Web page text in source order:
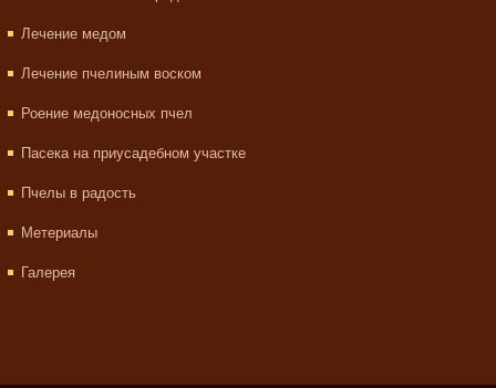
Лечение медом
Лечение пчелиным воском
Роение медоносных пчел
Пасека на приусадебном участке
Пчелы в радость
Метериалы
Галерея